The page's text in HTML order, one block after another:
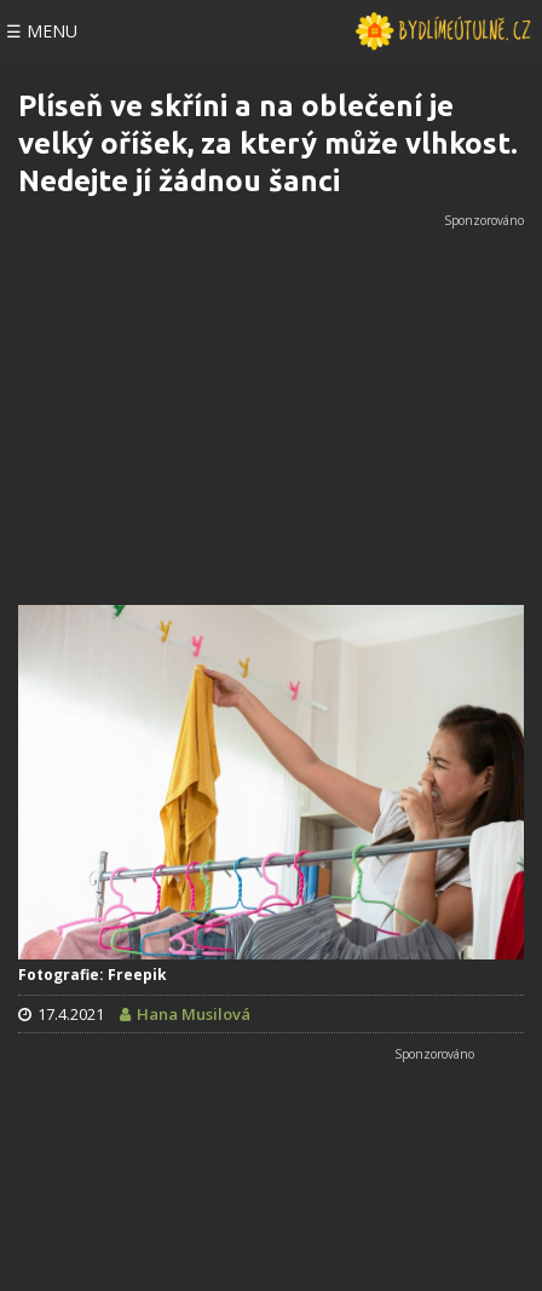
☰ MENU
Plíseň ve skříni a na oblečení je
velký oříšek, za který může vlhkost.
Nedejte jí žádnou šanci
Fotografie: Freepik
17.4.2021 Hana Musilová